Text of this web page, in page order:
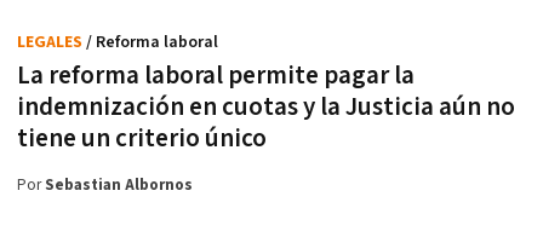
La reforma laboral permite pagar la
indemnización en cuotas y la Justicia aún no
tiene un criterio único
LEGALES / Reforma laboral
PorSebastian Albornos